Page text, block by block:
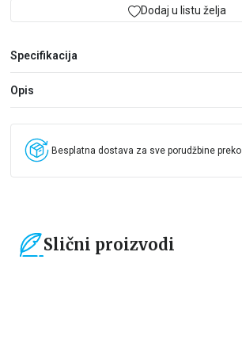
I njegovo vreme samo što nije nastupilo.
Dodaj u listu želja
Specifikacija
Opis
Besplatna dostava za sve porudžbine preko
Slični proizvodi